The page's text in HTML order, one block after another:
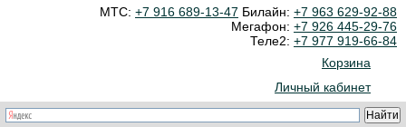
МТС: +7 916 689-13-47 Билайн: +7 963 629-92-88
Мегафон: +7 926 445-29-76
Теле2: +7 977 919-66-84
Корзина
Личный кабинет